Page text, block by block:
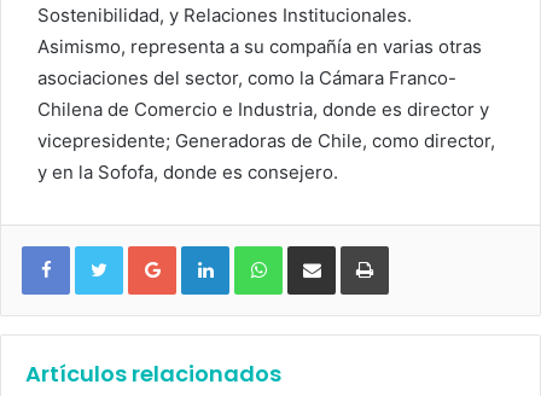
Sostenibilidad, y Relaciones Institucionales.
Asimismo, representa a su compañía en varias otras
asociaciones del sector, como la Cámara Franco-
Chilena de Comercio e Industria, donde es director y
vicepresidente; Generadoras de Chile, como director,
y en la Sofofa, donde es consejero.
Google+ LinkedIn WhatsApp
Artículos relacionados